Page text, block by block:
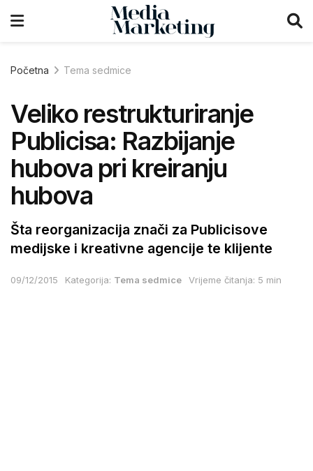
Početna Tema sedmice
Veliko restrukturiranje
Publicisa: Razbijanje
hubova pri kreiranju
hubova
Šta reorganizacija znači za Publicisove
medijske i kreativne agencije te klijente
09/12/2015 Kategorija: Tema sedmice Vrijeme čitanja: 5 min